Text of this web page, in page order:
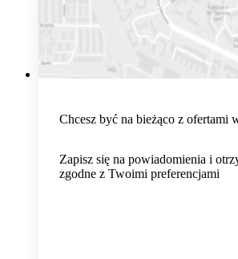
Chcesz być na bieżąco z ofertami
Zapisz się na powiadomienia i
zgodne z Twoimi preferencjami